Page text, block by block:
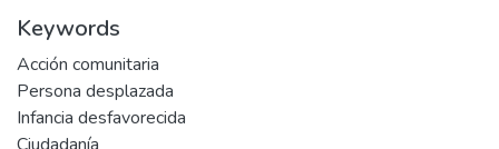
Keywords
Acción comunitaria
Persona desplazada
Infancia desfavorecida